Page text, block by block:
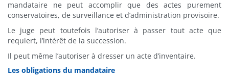
mandataire ne peut accomplir que des actes purement
conservatoires, de surveillance et d’administration provisoire.
Le juge peut toutefois l’autoriser à passer tout acte que
requiert, l’intérêt de la succession.
Il peut même l’autoriser à dresser un acte d’inventaire.
Les obligations du mandataire